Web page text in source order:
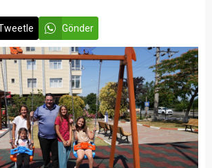
Gönder